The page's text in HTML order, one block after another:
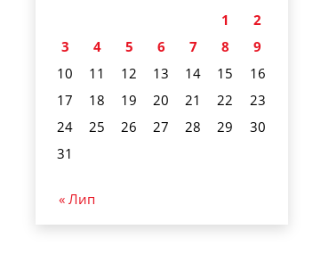
1
2
3
4 5 6 7 8
9
10
11 12 13 14 15
16
17
18 19 20 21 22
23
24
25 26 27 28 29
30
31
« Лип